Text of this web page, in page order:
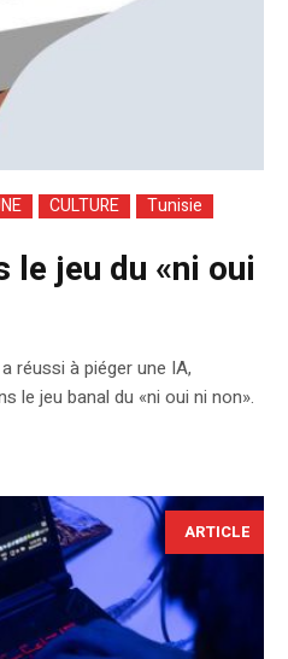
CULTURE Tunisie
le jeu du «ni oui
réussi à piéger une IA,
le jeu banal du «ni oui ni non».
ARTICLE